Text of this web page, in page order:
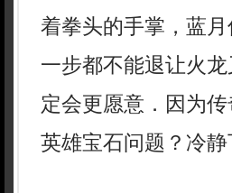
着拳头的手掌，蓝
一步都不能退让火
定会更愿意．因为
英雄宝石问题？冷